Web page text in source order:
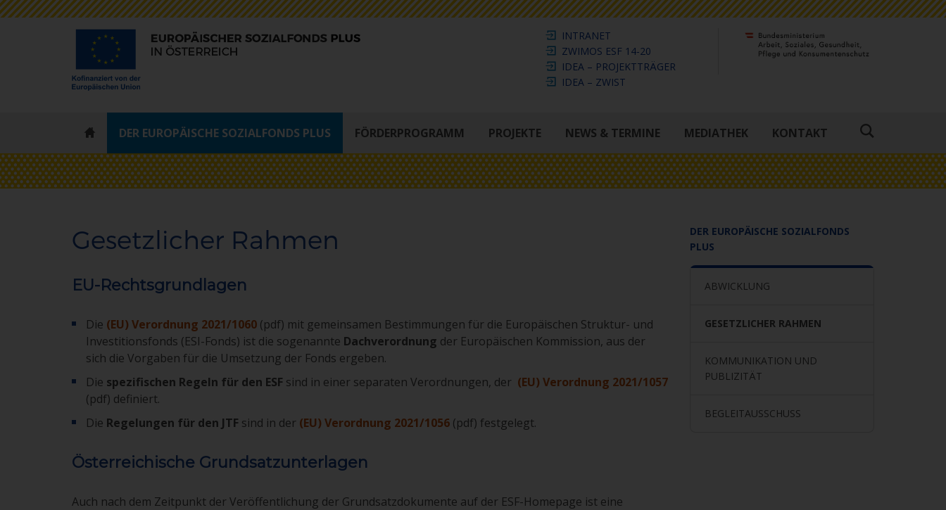
INTRANET
ZWIMOS ESF 14-20
IDEA – PROJEKTTRÄGER
IDEA – ZWIST
ESF
STARTSEITE
DER EUROPÄISCHE SOZIALFONDS PLUS FÖRDERPROGRAMM PROJEKTE NEWS & TERMINE MEDIATHEK KONTAKT
Suche
Gesetzlicher Rahmen
EU-Rechtsgrundlagen
Die (EU) Verordnung 2021/1060 (pdf) mit gemeinsamen Bestimmungen für die Europäischen Struktur- und
Investitionsfonds (ESI-Fonds) ist die sogenannte Dachverordnung der Europäischen Kommission, aus der
sich die Vorgaben für die Umsetzung der Fonds ergeben.
Die spezifischen Regeln für den ESF sind in einer separaten Verordnungen, der (EU) Verordnung 2021/1057
(pdf) definiert.
Die Regelungen für den JTF sind in der (EU) Verordnung 2021/1056 (pdf) festgelegt.
Österreichische Grundsatzunterlagen
Auch nach dem Zeitpunkt der Veröffentlichung der Grundsatzdokumente auf der ESF-Homepage ist eine
DER EUROPÄISCHE SOZIALFONDS
PLUS
ABWICKLUNG
GESETZLICHER RAHMEN
KOMMUNIKATION UND
PUBLIZITÄT
BEGLEITAUSSCHUSS